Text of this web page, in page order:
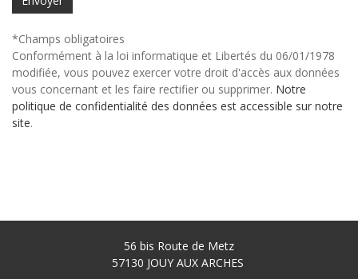
*Champs obligatoires
Conformément à la loi informatique et Libertés du 06/01/1978
modifiée, vous pouvez exercer votre droit d'accès aux données
vous concernant et les faire rectifier ou supprimer. Notre
politique de confidentialité des données est accessible sur notre
site.
56 bis Route de Metz
57130 JOUY AUX ARCHES